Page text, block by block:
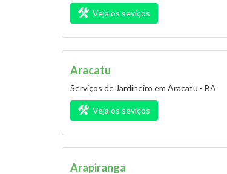
Veja os seviços
Aracatu
Serviços de Jardineiro em Aracatu - BA
Veja os seviços
Arapiranga